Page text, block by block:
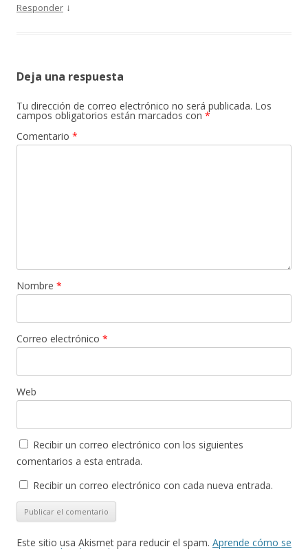
Responder ↓
Deja una respuesta
Tu dirección de correo electrónico no será publicada. Los
campos obligatorios están marcados con *
Comentario *
Nombre *
Correo electrónico *
Web
Recibir un correo electrónico con los siguientes
comentarios a esta entrada.
Recibir un correo electrónico con cada nueva entrada.
Este sitio usa Akismet para reducir el spam. Aprende cómo se